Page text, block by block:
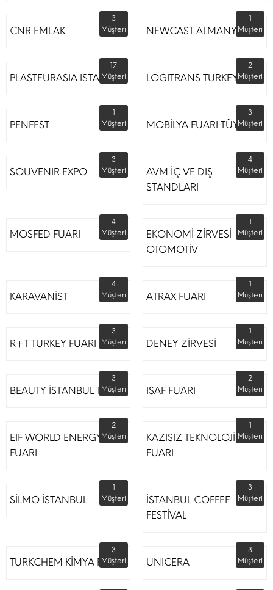
CNR EMLAK
3
Müşteri
NEWCAST ALMANYA
1
Müşteri
PLASTEURASIA ISTANBUL
17
Müşteri
LOGITRANS TURKEY
2
Müşteri
PENFEST
1
Müşteri
MOBİLYA FUARI TÜYAP
3
Müşteri
SOUVENIR EXPO
3
Müşteri
AVM İÇ VE DIŞ
STANDLARI
4
Müşteri
MOSFED FUARI
4
Müşteri
EKONOMİ ZİRVESİ
OTOMOTİV
1
Müşteri
KARAVANİST
4
Müşteri
ATRAX FUARI
1
Müşteri
R+T TURKEY FUARI
3
Müşteri
DENEY ZİRVESİ
1
Müşteri
BEAUTY İSTANBUL TÜYAP
3
Müşteri
ISAF FUARI
2
Müşteri
EIF WORLD ENERGY
FUARI
2
Müşteri
KAZISIZ TEKNOLOJİLER
FUARI
1
Müşteri
SİLMO İSTANBUL
1
Müşteri
İSTANBUL COFFEE
FESTİVAL
3
Müşteri
TURKCHEM KİMYA FUARI
3
Müşteri
UNICERA
3
Müşteri